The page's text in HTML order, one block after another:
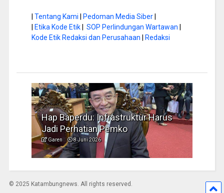
Tentang Kami Pedoman Media Siber|
Etika Kode Etik| SOP Perlindungan Wartawan
Kode Etik Redaksi dan Perusahaan
Redaksi
Musim Kemarau, DPRD Dorong
Pengelolaan Sampah yang Aman
Garen 6 Juni 2026
© 2025 Katambungnews. All rights reserved.